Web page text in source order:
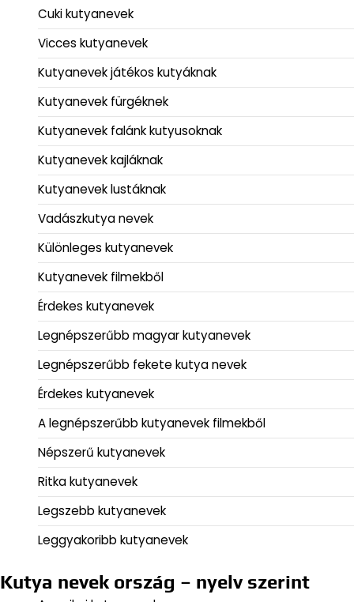
Cuki kutyanevek
Vicces kutyanevek
Kutyanevek játékos kutyáknak
Kutyanevek fürgéknek
Kutyanevek falánk kutyusoknak
Kutyanevek kajláknak
Kutyanevek lustáknak
Vadászkutya nevek
Különleges kutyanevek
Kutyanevek filmekből
Érdekes kutyanevek
Legnépszerűbb magyar kutyanevek
Legnépszerűbb fekete kutya nevek
Érdekes kutyanevek
A legnépszerűbb kutyanevek filmekből
Népszerű kutyanevek
Ritka kutyanevek
Legszebb kutyanevek
Leggyakoribb kutyanevek
Kutya nevek ország – nyelv szerint